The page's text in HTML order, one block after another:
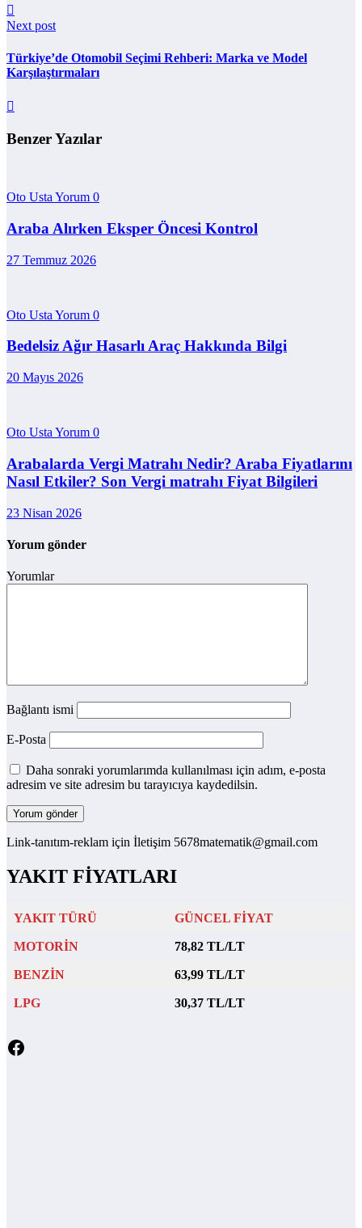
Next post
Türkiye’de Otomobil Seçimi Rehberi: Marka ve Model
Karşılaştırmaları
Benzer Yazılar
Oto Usta Yorum 0
Araba Alırken Eksper Öncesi Kontrol
27 Temmuz 2026
Oto Usta Yorum 0
Bedelsiz Ağır Hasarlı Araç Hakkında Bilgi
20 Mayıs 2026
Oto Usta Yorum 0
Arabalarda Vergi Matrahı Nedir? Araba Fiyatlarını
Nasıl Etkiler? Son Vergi matrahı Fiyat Bilgileri
23 Nisan 2026
Yorum gönder
Yorumlar
Bağlantı ismi
E-Posta
Daha sonraki yorumlarımda kullanılması için adım, e-posta
adresim ve site adresim bu tarayıcıya kaydedilsin.
Link-tanıtım-reklam için İletişim 5678matematik@gmail.com
YAKIT FİYATLARI
YAKIT TÜRÜ GÜNCEL FİYAT
MOTORİN 78,82 TL/LT
BENZİN 63,99 TL/LT
LPG 30,37 TL/LT
Facebook